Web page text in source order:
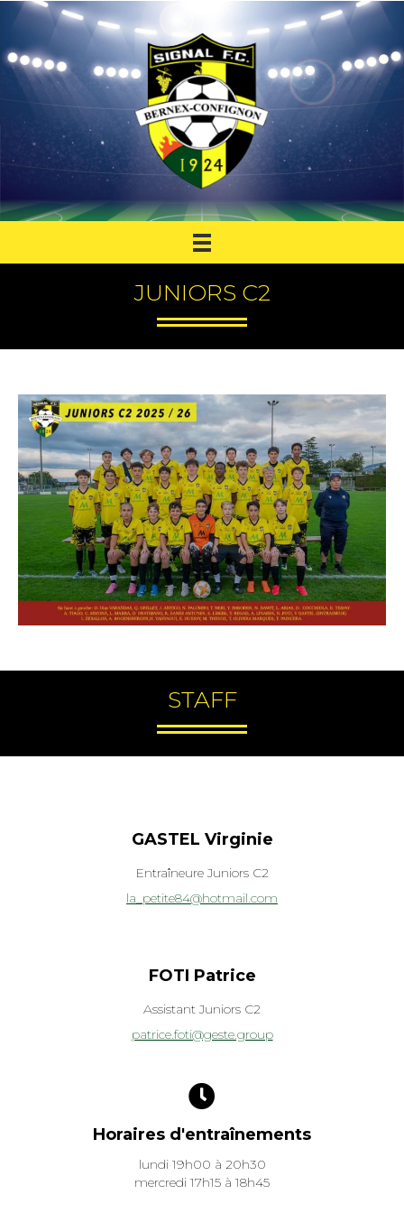
JUNIORS C2
STAFF
GASTEL Virginie
Entraîneure Juniors C2
la_petite84@hotmail.com
FOTI Patrice
Assistant Juniors C2
patrice.foti@geste.group
Horaires d'entraînements
lundi 19h00 à 20h30
mercredi 17h15 à 18h45